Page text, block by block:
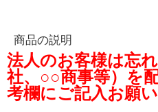
商品の説明
法人のお客様は忘
社、○○商事等）を
考欄にご記入お願い